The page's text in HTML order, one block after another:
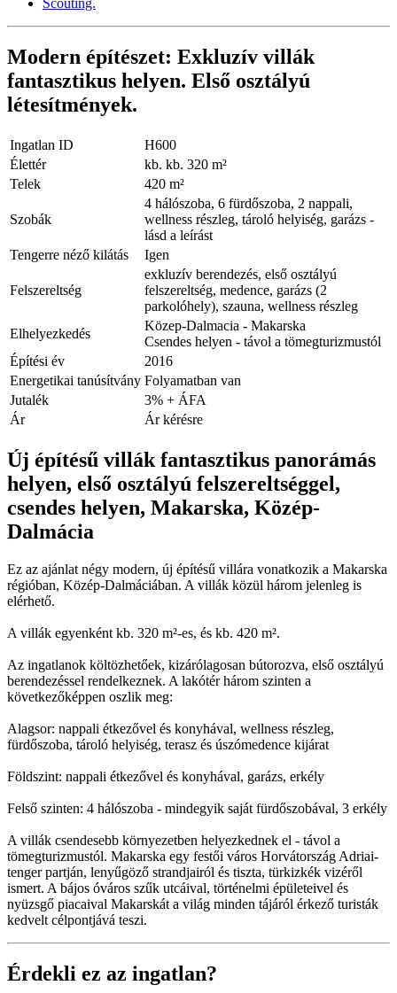
Modern építészet: Exkluzív villák
fantasztikus helyen. Első osztályú
létesítmények.
Ingatlan ID
H600
Élettér
kb. kb. 320 m²
Telek
420 m²
Szobák
4 hálószoba, 6 fürdőszoba, 2 nappali,
wellness részleg, tároló helyiség, garázs -
lásd a leírást
Tengerre néző kilátás
Igen
Felszereltség
exkluzív berendezés, első osztályú
felszereltség, medence, garázs (2
parkolóhely), szauna, wellness részleg
Elhelyezkedés
Közep-Dalmacia - Makarska
Csendes helyen - távol a tömegturizmustól
Építési év
2016
Energetikai tanúsítvány Folyamatban van
Jutalék
3% + ÁFA
Ár
Ár kérésre
Új építésű villák fantasztikus panorámás
helyen, első osztályú felszereltséggel,
csendes helyen, Makarska, Közép-
Dalmácia
Ez az ajánlat négy modern, új építésű villára vonatkozik a Makarska
régióban, Közép-Dalmáciában. A villák közül három jelenleg is
elérhető.
A villák egyenként kb. 320 m²-es, és kb. 420 m².
Az ingatlanok költözhetőek, kizárólagosan bútorozva, első osztályú
berendezéssel rendelkeznek. A lakótér három szinten a
következőképpen oszlik meg:
Alagsor: nappali étkezővel és konyhával, wellness részleg,
fürdőszoba, tároló helyiség, terasz és úszómedence kijárat
Földszint: nappali étkezővel és konyhával, garázs, erkély
Felső szinten: 4 hálószoba - mindegyik saját fürdőszobával, 3 erkély
A villák csendesebb környezetben helyezkednek el - távol a
tömegturizmustól. Makarska egy festői város Horvátország Adriai-
tenger partján, lenyűgöző strandjairól és tiszta, türkizkék vizéről
ismert. A bájos óváros szűk utcáival, történelmi épületeivel és
nyüzsgő piacaival Makarskát a világ minden tájáról érkező turisták
kedvelt célpontjává teszi.
Érdekli ez az ingatlan?